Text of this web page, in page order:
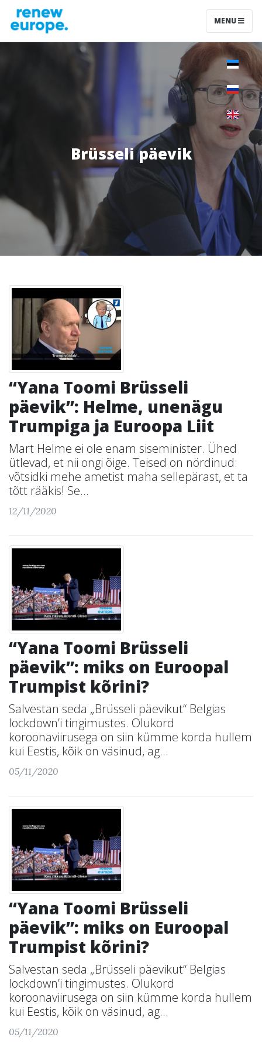
MENU
Brüsseli päevik
“Yana Toomi Brüsseli
päevik”: Helme, unenägu
Trumpiga ja Euroopa Liit
Mart Helme ei ole enam siseminister. Ühed
ütlevad, et nii ongi õige. Teised on nördinud:
võtsidki mehe ametist maha sellepärast, et ta
tõtt rääkis! Se...
12/11/2020
“Yana Toomi Brüsseli
päevik”: miks on Euroopal
Trumpist kõrini?
Salvestan seda „Brüsseli päevikut“ Belgias
lockdown’i tingimustes. Olukord
koroonaviirusega on siin kümme korda hullem
kui Eestis, kõik on väsinud, ag...
05/11/2020
“Yana Toomi Brüsseli
päevik”: miks on Euroopal
Trumpist kõrini?
Salvestan seda „Brüsseli päevikut“ Belgias
lockdown’i tingimustes. Olukord
koroonaviirusega on siin kümme korda hullem
kui Eestis, kõik on väsinud, ag...
05/11/2020